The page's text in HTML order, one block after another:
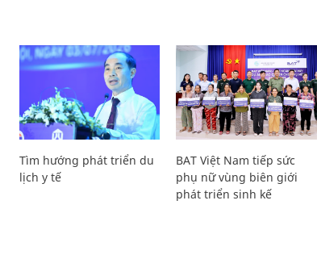
Tìm hướng phát triển du
lịch y tế
BAT Việt Nam tiếp sức
phụ nữ vùng biên giới
phát triển sinh kế